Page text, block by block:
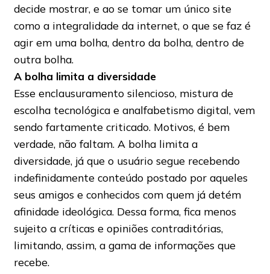
decide mostrar, e ao se tomar um único site
como a integralidade da internet, o que se faz é
agir em uma bolha, dentro da bolha, dentro de
outra bolha.
A bolha limita a diversidade
Esse enclausuramento silencioso, mistura de
escolha tecnológica e analfabetismo digital, vem
sendo fartamente criticado. Motivos, é bem
verdade, não faltam. A bolha limita a
diversidade, já que o usuário segue recebendo
indefinidamente conteúdo postado por aqueles
seus amigos e conhecidos com quem já detém
afinidade ideológica. Dessa forma, fica menos
sujeito a críticas e opiniões contraditórias,
limitando, assim, a gama de informações que
recebe.